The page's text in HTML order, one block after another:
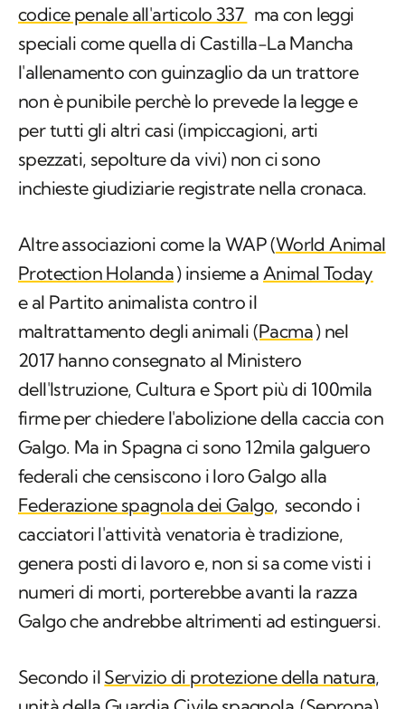
codice penale all'articolo 337 ma con leggi
speciali come quella di Castilla-La Mancha
l'allenamento con guinzaglio da un trattore
non è punibile perchè lo prevede la legge e
per tutti gli altri casi (impiccagioni, arti
spezzati, sepolture da vivi) non ci sono
inchieste giudiziarie registrate nella cronaca.
Altre associazioni come la WAP (World Animal
Protection Holanda) insieme aAnimal Today
e al Partito animalista contro il
maltrattamento degli animali (Pacma) nel
2017 hanno consegnato al Ministero
dell'Istruzione, Cultura e Sport più di 100mila
firme per chiedere l'abolizione della caccia con
Galgo. Ma in Spagna ci sono 12mila galguero
federali che censiscono i loro Galgo alla
Federazione spagnola dei Galgo, secondo i
cacciatori l'attività venatoria è tradizione,
genera posti di lavoro e, non si sa come visti i
numeri di morti, porterebbe avanti la razza
Galgo che andrebbe altrimenti ad estinguersi.
Secondo il Servizio di protezione della natura,